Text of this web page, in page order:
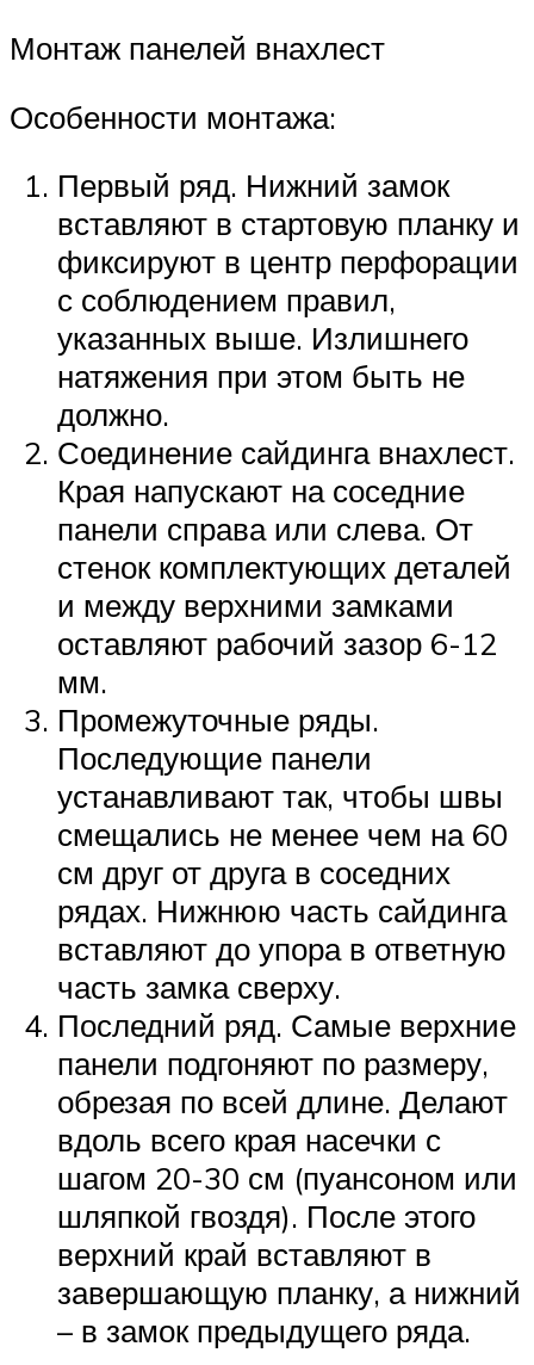
Монтаж панелей внахлест
Особенности монтажа:
Первый ряд. Нижний замок
вставляют в стартовую планку и
фиксируют в центр перфорации
с соблюдением правил,
указанных выше. Излишнего
натяжения при этом быть не
должно.
Соединение сайдинга внахлест.
Края напускают на соседние
панели справа или слева. От
стенок комплектующих деталей
и между верхними замками
оставляют рабочий зазор 6-12
мм.
Промежуточные ряды.
Последующие панели
устанавливают так, чтобы швы
смещались не менее чем на 60
см друг от друга в соседних
рядах. Нижнюю часть сайдинга
вставляют до упора в ответную
часть замка сверху.
Последний ряд. Самые верхние
панели подгоняют по размеру,
обрезая по всей длине. Делают
вдоль всего края насечки с
шагом 20-30 см (пуансоном или
шляпкой гвоздя). После этого
верхний край вставляют в
завершающую планку, а нижний
– в замок предыдущего ряда.